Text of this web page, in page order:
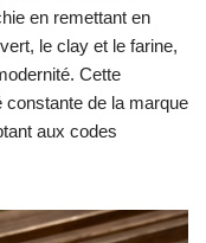
en remettant en
le clay et le farine,
Cette
constante de la marque
aux codes